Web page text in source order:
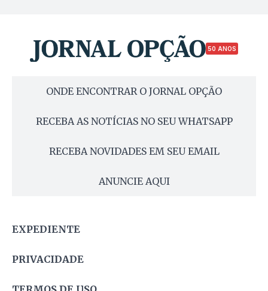
50 ANOS
ONDE ENCONTRAR O JORNAL OPÇÃO
RECEBA AS NOTÍCIAS NO SEU WHATSAPP
RECEBA NOVIDADES EM SEU EMAIL
ANUNCIE AQUI
EXPEDIENTE
PRIVACIDADE